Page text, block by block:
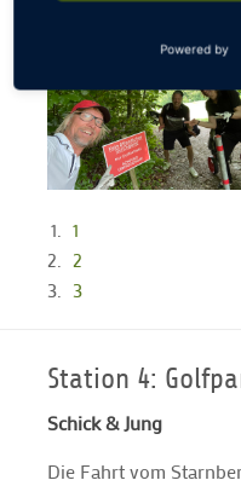
1
2
3
Station 4:
Schick & Jung
Die Fahrt vom
Powered by